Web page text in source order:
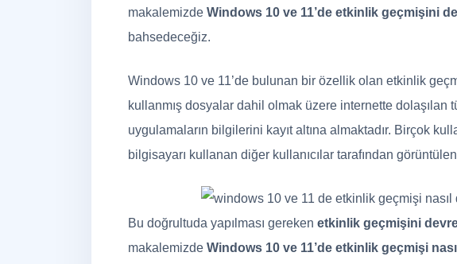
Marka Tescili
makalemizde Windows 10 ve 11’de etkinlik geçmişini
bahsedeceğiz.
Windows 10 ve 11’de bulunan bir özellik olan etkinlik
kullanmış dosyalar dahil olmak üzere internette dolaşılan
uygulamaların bilgilerini kayıt altına almaktadır. Birçok
bilgisayarı kullanan diğer kullanıcılar tarafından
Bu doğrultuda yapılması gereken etkinlik geçmişini devre
makalemizde Windows 10 ve 11’de etkinlik geçmişi